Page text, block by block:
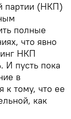
партии (НКП)
полные
что явно
НКП
И пусть пока
в
к тому, что ее
как